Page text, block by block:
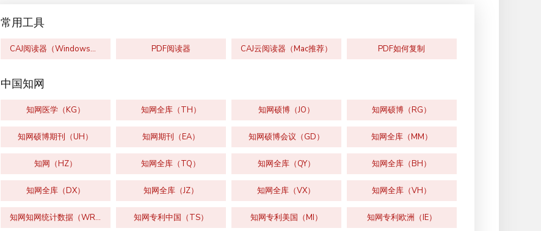
常用工具
CAJ阅读器（Windows版） PDF阅读器 CAJ云阅读器（Mac推荐） PDF如何复制
中国知网
知网医学（KG） 知网全库（TH） 知网硕博（JO） 知网硕博（RG）
知网硕博期刊（UH） 知网期刊（EA） 知网硕博会议（GD） 知网全库（MM）
知网（HZ） 知网全库（TQ） 知网全库（QY） 知网全库（BH）
知网全库（DX） 知网全库（JZ） 知网全库（VX） 知网全库（VH）
知网知网统计数据（WR） 知网专利中国（TS） 知网专利美国（MI） 知网专利欧洲（IE）